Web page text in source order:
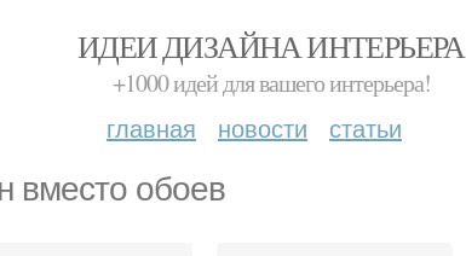
ИДЕИ ДИЗАЙНА ИНТЕРЬЕРА
+1000 идей для вашего интерьера!
главная новости статьи
вместо обоев